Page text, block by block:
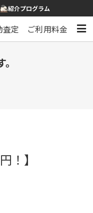
紹介プログラム
査定 ご利用料金
！】